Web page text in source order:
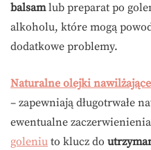
balsamlub preparat po
alkoholu, które mogą
dodatkowe problemy.
Naturalne olejki nawilżające
– zapewniają długotrwałe
ewentualne
goleniu to klucz do